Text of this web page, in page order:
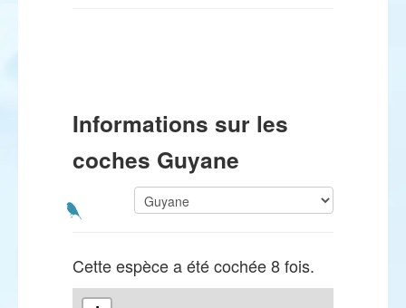
Informations sur les
coches Guyane
Cette espèce a été cochée 8 fois.